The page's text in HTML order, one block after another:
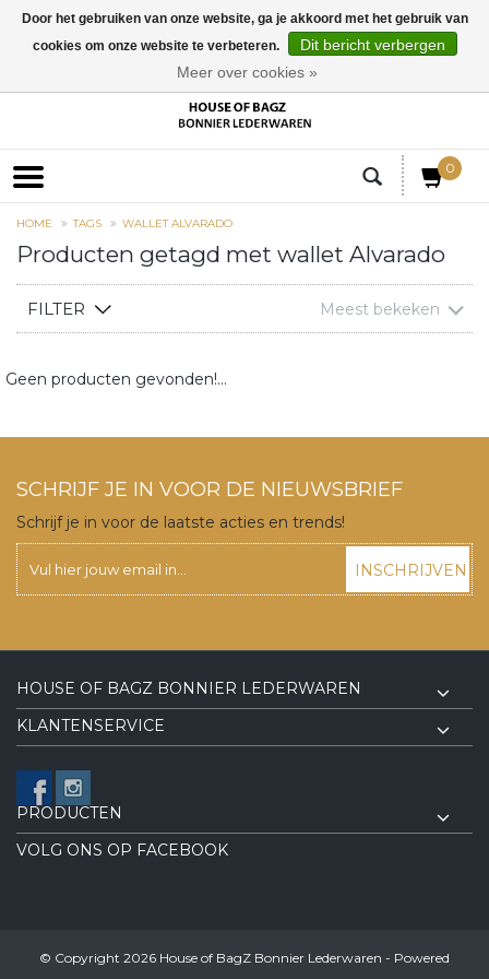
0
HOME TAGS WALLET ALVARADO
Producten getagd met wallet Alvarado
FILTER Meest bekeken
Geen producten gevonden!...
SCHRIJF JE IN VOOR DE NIEUWSBRIEF
Schrijf je in voor de laatste acties en trends!
INSCHRIJVEN
HOUSE OF BAGZ BONNIER LEDERWAREN
KLANTENSERVICE
PRODUCTEN
VOLG ONS OP FACEBOOK
© Copyright 2026 House of BagZ Bonnier Lederwaren - Powered
Door het gebruiken van onze website, ga je akkoord met het gebruik van
cookies om onze website te verbeteren.
Dit bericht verbergen
Meer over cookies »